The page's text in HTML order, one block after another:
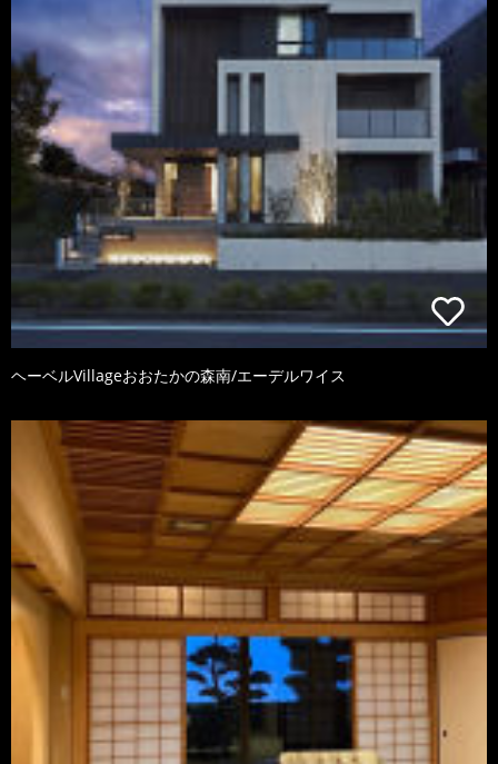
ヘーベルVillageおおたかの森南/エーデルワイス